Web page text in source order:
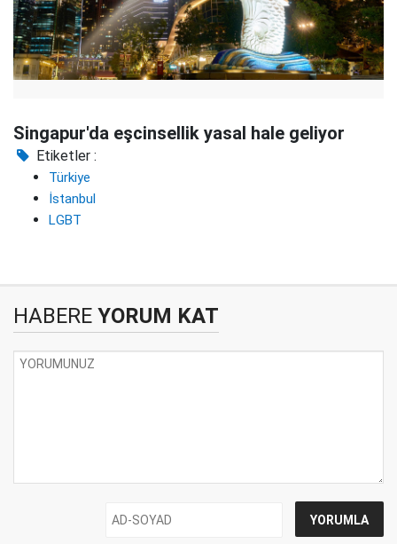
Singapur'da eşcinsellik yasal hale geliyor
Etiketler :
Türkiye
İstanbul
LGBT
HABERE YORUM KAT